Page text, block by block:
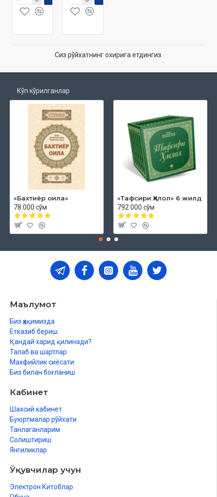
Сиз рўйхатнинг охирига етдингиз.
Кўп кўрилганлар
«Бахтиёр оила»
78 000 сўм
«Тафсири Ҳилол» 6 жилд
792 000 сўм
Маълумот
Биз ҳақимизда
Етказиб бериш
Қандай харид қилинади?
Талаб ва шартлар
Махфийлик сиёсати
Биз билан боғланиш
Кабинет
Шахсий кабинет
Буюртмалар рўйхати
Танлаганларим
Солиштириш
Янгиликлар
Ўқувчилар учун
Электрон Китоблар